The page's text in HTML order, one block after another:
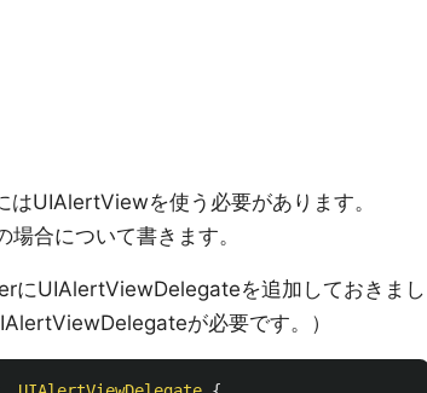
UIAlertViewを使う必要があります。
合について書きます。
にUIAlertViewDelegateを追加しておきまし
が必要です。）